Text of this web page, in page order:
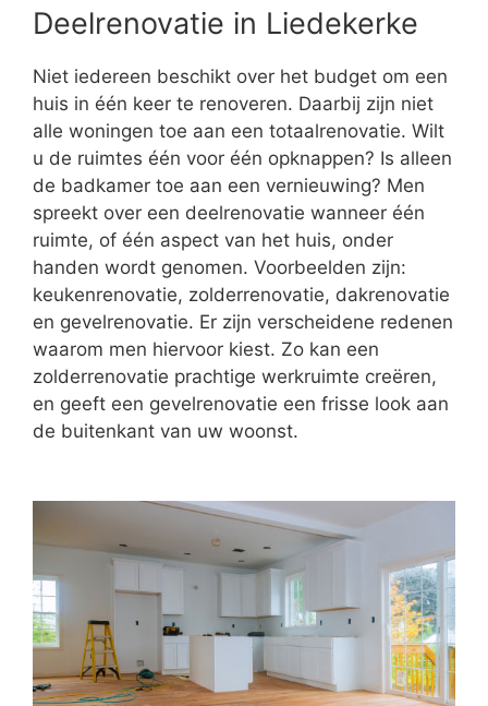
Deelrenovatie in Liedekerke
Niet iedereen beschikt over het budget om een
huis in één keer te renoveren. Daarbij zijn niet
alle woningen toe aan een totaalrenovatie. Wilt
u de ruimtes één voor één opknappen? Is alleen
de badkamer toe aan een vernieuwing? Men
spreekt over een deelrenovatie wanneer één
ruimte, of één aspect van het huis, onder
handen wordt genomen. Voorbeelden zijn:
keukenrenovatie, zolderrenovatie, dakrenovatie
en gevelrenovatie. Er zijn verscheidene redenen
waarom men hiervoor kiest. Zo kan een
zolderrenovatie prachtige werkruimte creëren,
en geeft een gevelrenovatie een frisse look aan
de buitenkant van uw woonst.